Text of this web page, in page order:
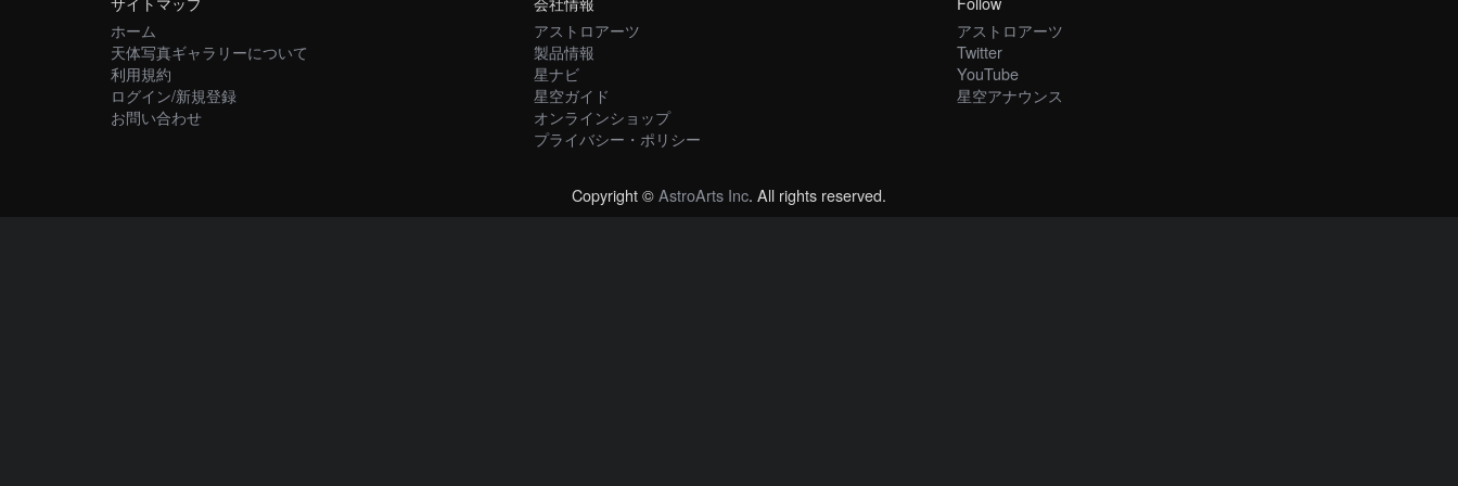
ホーム
天体写真ギャラリーについて
利用規約
ログイン/新規登録
お問い合わせ
アストロアーツ
製品情報
星ナビ
星空ガイド
オンラインショップ
プライバシー・ポリシー
アストロアーツ
Twitter
YouTube
星空アナウンス
Copyright ©AstroArts Inc. All rights reserved.